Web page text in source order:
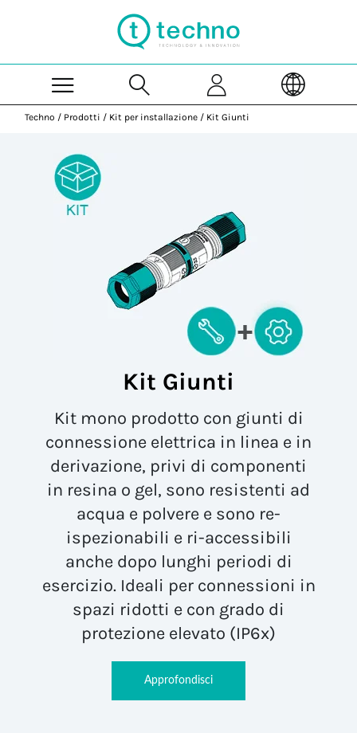
Techno / Prodotti / Kit per installazione / Kit Giunti
Kit Giunti
Kit mono prodotto con giunti di
connessione elettrica in linea e in
derivazione, privi di componenti
in resina o gel, sono resistenti ad
acqua e polvere e sono re-
ispezionabili e ri-accessibili
anche dopo lunghi periodi di
esercizio. Ideali per connessioni in
spazi ridotti e con grado di
protezione elevato (IP6x)
Approfondisci